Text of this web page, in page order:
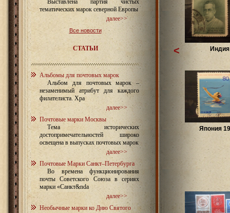
Выставлена партия чистых
тематических марок северной Европы
далее>>
Все новости
СТАТЬИ
Альбомы для почтовых марок
Альбом для почтовых марок –
незаменимый атрибут для каждого
филателиста. Хра
далее>>
Почтовые марки Москвы
Тема исторических
достопримечательностей широко
освещена в выпусках почтовых марок
далее>>
Почтовые Марки Санкт–Петербурга
Во времена функционирования
почты Советского Союза в сериях
марки «Санкт&nda
далее>>
Необычные марки ко Дню Святого
Индия
Япония
<